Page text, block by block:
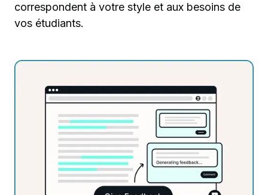
correspondent à votre style et aux besoins de
vos étudiants.